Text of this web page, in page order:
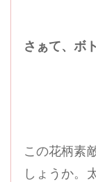
さぁて、ボ
この花柄素
しょうか。